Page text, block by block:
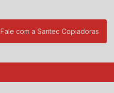
Fale com a Santec Copiadoras